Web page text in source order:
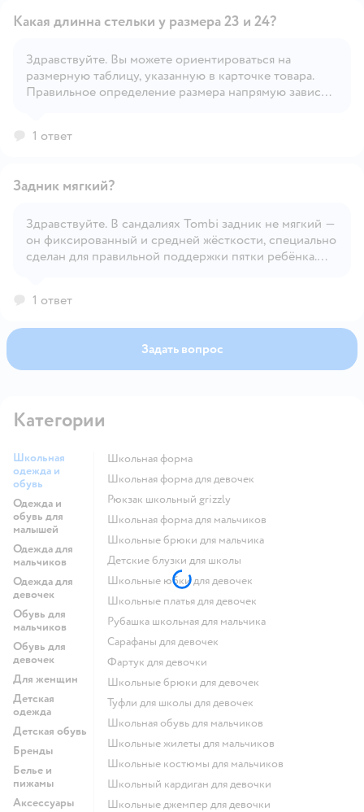
Открыть вопрос
Какая длинна стельки у размера 23 и 24?
Здравствуйте. Вы можете ориентироваться на
размерную таблицу, указанную в карточке товара.
Правильное определение размера напрямую зависит
1 ответ
Открыть вопрос
Задник мягкий?
Здравствуйте. В сандалиях Tombi задник не мягкий —
он фиксированный и средней жёсткости, специально
сделан для правильной поддержки пятки ребёнка.
1 ответ
Задать вопрос
Категории
Школьная
одежда и
обувь
Одежда и
обувь для
малышей
Одежда для
мальчиков
Одежда для
девочек
Обувь для
мальчиков
Обувь для
девочек
Для женщин
Детская
одежда
Детская обувь
Бренды
Белье и
пижамы
Аксессуары
Школьная форма
Школьная форма для девочек
Рюкзак школьный grizzly
Школьная форма для мальчиков
Школьные брюки для мальчика
Детские блузки для школы
Школьные юбки для девочек
Школьные платья для девочек
Рубашка школьная для мальчика
Сарафаны для девочек
Фартук для девочки
Школьные брюки для девочек
Туфли для школы для девочек
Школьная обувь для мальчиков
Школьные жилеты для мальчиков
Школьные костюмы для мальчиков
Школьный кардиган для девочки
Школьные джемпер для девочки